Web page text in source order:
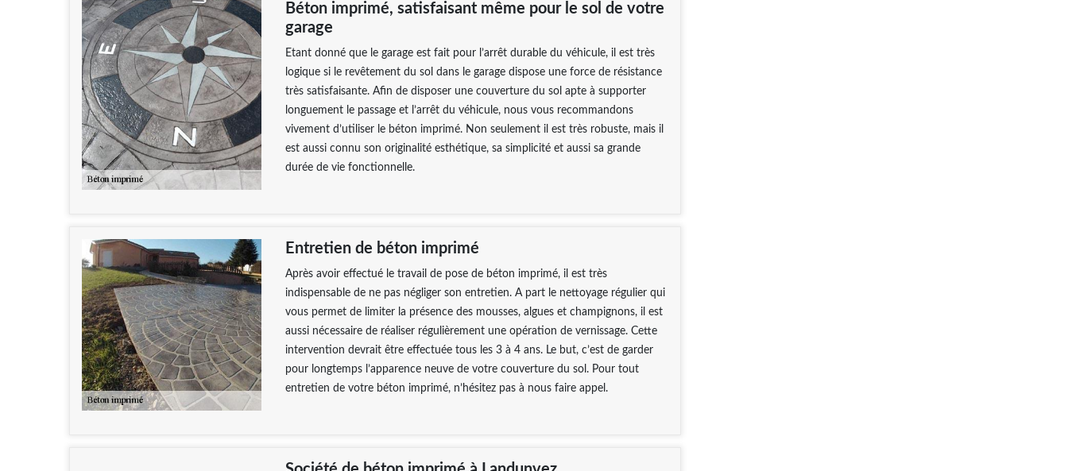
Béton imprimé, satisfaisant même pour le sol de votre
garage
Etant donné que le garage est fait pour l’arrêt durable du véhicule, il est très
logique si le revêtement du sol dans le garage dispose une force de résistance
très satisfaisante. Afin de disposer une couverture du sol apte à supporter
longuement le passage et l’arrêt du véhicule, nous vous recommandons
vivement d’utiliser le béton imprimé. Non seulement il est très robuste, mais il
est aussi connu son originalité esthétique, sa simplicité et aussi sa grande
durée de vie fonctionnelle.
Entretien de béton imprimé
Après avoir effectué le travail de pose de béton imprimé, il est très
indispensable de ne pas négliger son entretien. A part le nettoyage régulier qui
vous permet de limiter la présence des mousses, algues et champignons, il est
aussi nécessaire de réaliser régulièrement une opération de vernissage. Cette
intervention devrait être effectuée tous les 3 à 4 ans. Le but, c’est de garder
pour longtemps l’apparence neuve de votre couverture du sol. Pour tout
entretien de votre béton imprimé, n’hésitez pas à nous faire appel.